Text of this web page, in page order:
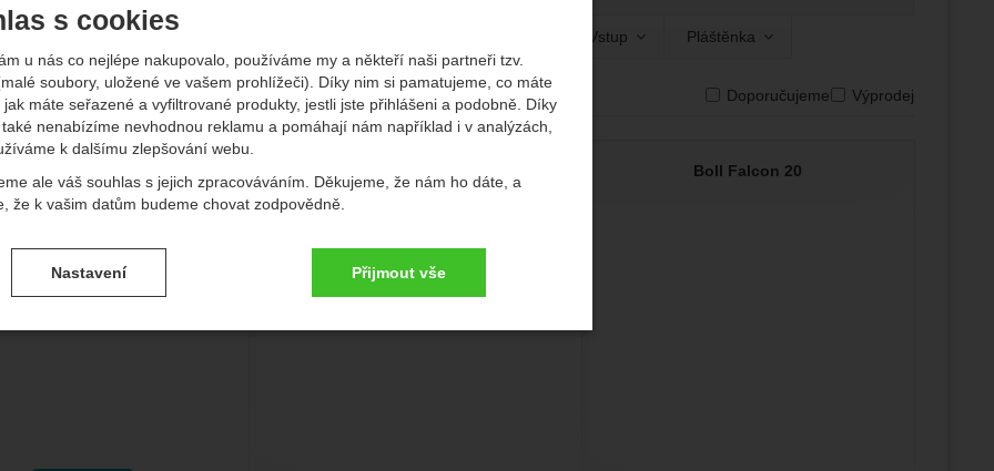
s cookies
u nás co nejlépe nakupovalo, používáme my a někteří naši partneři tzv.
soubory, uložené ve vašem prohlížeči). Díky nim si pamatujeme, co máte
máte seřazené a vyfiltrované produkty, jestli jste přihlášeni a podobně. Díky
nenabízíme nevhodnou reklamu a pomáhají nám například i v analýzách,
k dalšímu zlepšování webu.
ale váš souhlas s jejich zpracováváním. Děkujeme, že nám ho dáte, a
že k vašim datům budeme chovat zodpovědně.
souhlasů s kategoriemi cookies
- bez těchto cookies náš web nebude fungovat.
Nastavení Přijmout vše
Objem (l) Vhodnost
Vstup
- Zobrazit
Pláštěnka
- Zobrazit
Doporučujeme Výprodej
Nejlevnější Nejdražší Od nejprodávanějších Podle dostupnosti
Boll Falcon 20